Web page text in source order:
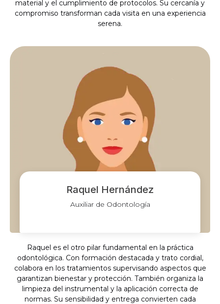
material y el cumplimiento de protocolos. Su cercanía y
compromiso transforman cada visita en una experiencia
serena.
Raquel Hernández
Auxiliar de Odontología
Raquel es el otro pilar fundamental en la práctica
odontológica. Con formación destacada y trato cordial,
colabora en los tratamientos supervisando aspectos que
garantizan bienestar y protección. También organiza la
limpieza del instrumental y la aplicación correcta de
normas. Su sensibilidad y entrega convierten cada